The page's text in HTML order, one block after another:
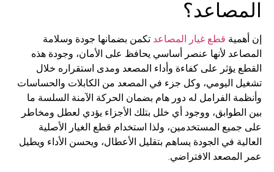
المصاعد؟
إن أهمية قطع غيار المصاعد تكمن بضمانها جودة وسلامة
المصاعد لأنها عنصر أساسي يحافظ على الأمان، وجودة هذه
القطع يؤثر على كفاءة وأداء المصعد ومدى استقراره خلال
تشغيل اليومي، وكل جزء في المصعد من الكابلات والحساسات
وأنظمة الفرامل له دور هام بضمان الحركة الآمنة السلسة ما
بين الطوابق، ووجود أي خلل بتلك الأجزاء يؤدي لعطل ومخاطر
على جميع المستخدمين، ولذا استخدام قطع الغيار الأصلية
العالية في الجودة يساهم بتقليل الأعطال، ويحسن الأداء ويطيل
عمر المصعد الافتراضي.